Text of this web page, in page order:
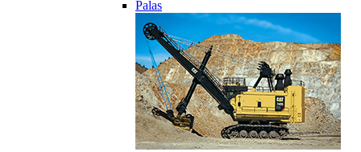
Palas